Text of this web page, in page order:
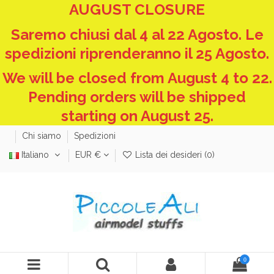
AUGUST CLOSURE
Saremo chiusi dal 4 al 22 Agosto. Le
spedizioni riprenderanno il 25 Agosto.
We will be closed from August 4 to 22.
Pending orders will be shipped
starting on August 25.
Chi siamo
Spedizioni
Italiano
EUR € Lista dei desideri (0)
0